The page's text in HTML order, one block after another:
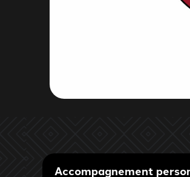
Accompagnement